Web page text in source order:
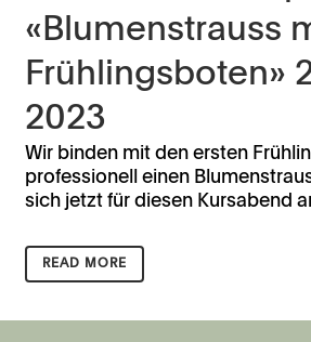
«Blumenstrauss
Frühlingsboten»
2023
Wir binden mit den ersten
professionell einen
sich jetzt für diesen Kursabend
READ MORE